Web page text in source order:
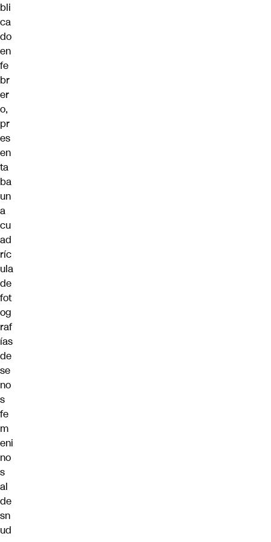
bli
ca
do
en
fe
br
er
o,
pr
es
en
ta
ba
un
a
cu
ad
ríc
ula
de
fot
og
raf
ías
de
se
no
s
fe
m
eni
no
s
al
de
sn
ud